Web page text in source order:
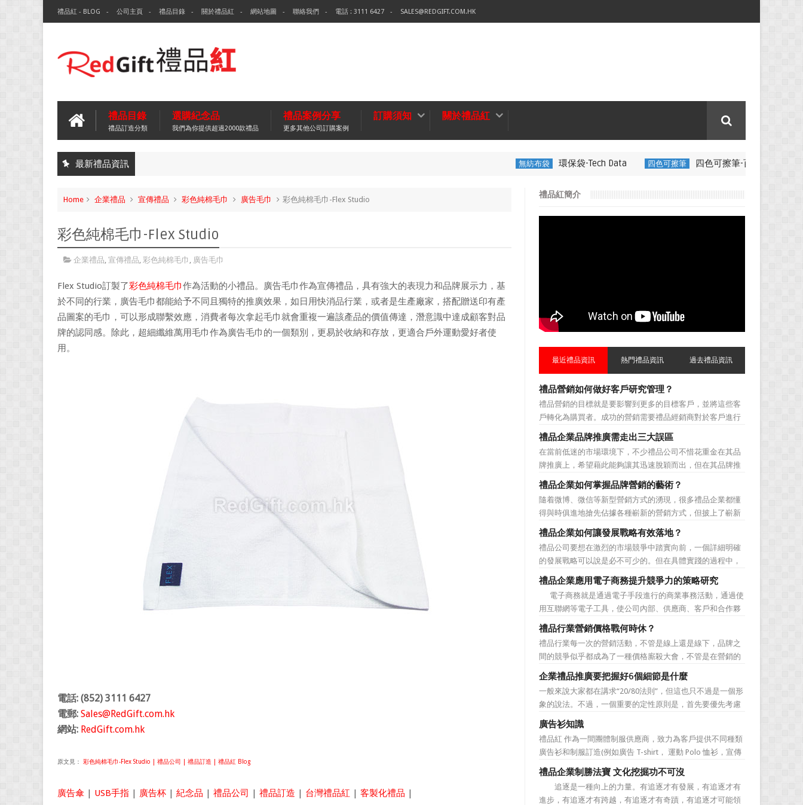
禮品紅 - BLOG 公司主頁 禮品目錄 關於禮品紅 網站地圖 聯絡我們 電話 : 3111 6427 SALES@REDGIFT.COM.HK
禮品目錄
禮品訂造分類
選購紀念品
我們為你提供超過2000款禮品
禮品案例分享
更多其他公司訂購案例
訂購須知 關於禮品紅
最新禮品資訊 環保袋-Tech Data 四色可擦筆 四色可擦筆-百通電纜 350ML 折疊矽膠咖
Home 企業禮品 宣傳禮品 彩色純棉毛巾 廣告毛巾 彩色純棉毛巾-Flex Studio
彩色純棉毛巾-Flex Studio
企業禮品, 宣傳禮品, 彩色純棉毛巾 , 廣告毛巾
Flex Studio訂製了彩色純棉毛巾作為活動的小禮品。廣告毛巾作為宣傳禮品，具有強大的表現力和品牌展示力，基
於不同的行業，廣告毛巾都能給予不同且獨特的推廣效果，如日用快消品行業，或者是生產廠家，搭配贈送印有產
品圖案的毛巾，可以形成聯繫效應，消費者每次拿起毛巾就會重複一遍該產品的價值傳達，潛意識中達成顧客對品
牌的認同感。除此，超細纖維萬用毛巾作為廣告毛巾的一個類別，更易於收納和存放，更適合戶外運動愛好者使
用。
電話: (852) 3111 6427
電郵: Sales@RedGift.com.hk
網站: RedGift.com.hk
原文見： 彩色純棉毛巾-Flex Studio | 禮品公司 | 禮品訂造 | 禮品紅 Blog
廣告傘 | USB手指 | 廣告杯 | 紀念品 | 禮品公司 | 禮品訂造 | 台灣禮品紅 | 客製化禮品 |
禮品紅簡介
最近禮品資訊 熱門禮品資訊 過去禮品資訊
禮品營銷如何做好客戶研究管理？
禮品營銷的目標就是要影響到更多的目標客戶，並將這些客
戶轉化為購買者。成功的營銷需要禮品經銷商對於客戶進行
相應的分類，了解不同類型客戶的貢獻度，從而有的放矢的
制定相應的營銷對策，而這需要對於客戶研究方面更多地投
入，這不僅是銷售環節的事，也需要營銷管理策略的整體支
持。具體來說，有以下...
禮品企業品牌推廣需走出三大誤區
在當前低迷的市場環境下，不少禮品公司不惜花重金在其品
牌推廣上，希望藉此能夠讓其迅速脫穎而出，但在其品牌推
廣的營銷管理思路上，也有許多禮品企業走入了幾大誤區而
無法自拔，這其中，最為常見的誤區有： 誤區一：不清
楚品牌到底在表達什麼 很多禮品企業在推廣品牌之前，
不知道到...
禮品企業如何掌握品牌營銷的藝術？
隨着微博、微信等新型營銷方式的湧現，很多禮品企業都懂
得與時俱進地搶先佔據各種嶄新的營銷方式，但披上了嶄新
的營銷軀殼，卻沒有掌握營銷的靈魂。要知道，營銷真正的
價值不是將品牌鋪設到消費者眼前，而是將品牌印到消費者
心裡 與消費者的心理距離的拉近，並不是一朝一夕的事
情，需要做好持...
禮品企業如何讓發展戰略有效落地？
禮品公司要想在激烈的市場競爭中踏實向前，一個詳細明確
的發展戰略可以說是必不可少的。但在具體實踐的過程中，
如何將其貫徹執行也是一大難處。究其原因，一則是計劃不
如變化快，真的按戰略規划去做可能會帶來風險。二則是新
戰略往往與老闆的成功經驗不完全一致，原有路徑的依賴又
令人感到不執行戰略日...
禮品企業應用電子商務提升競爭力的策略研究
電子商務就是通過電子手段進行的商業事務活動，通過使
用互聯網等電子工具，使公司內部、供應商、客戶和合作夥
伴之間，利用電子業務共享信息，實現企業間業務流程的電
子化，配合企業內部的電子化生產管理系統，提高企業的生
產、庫存、流通和資金等各個環節的效率。它具有結構性、
動態性、社...
禮品行業營銷價格戰何時休？
禮品行業每一次的營銷活動，不管是線上還是線下，品牌之
間的競爭似乎都成為了一種價格廝殺大會，不管是在營銷的
主題推廣之中、產品的介紹之中還是旗艦店的推廣之中，“年
度最低”、“全網最低”等字眼標牌出處皆是。禮品公司都將消
費者的目光鎖定在了價格之上。禮品行業的營銷價格戰究竟
何時可以休止？...
企業禮品推廣要把握好6個細節是什麼
一般來說大家都在講求“20/80法則”，但這也只不過是一個形
象的說法。不過，一個重要的定性原則是，首先要優先考慮
縣級渠道成員，而後再兼顧地市級經銷商，最好是把二者的
積極性都調動起來。在這些禮品發放的過程中，在時間和時
機交錯上也要給與較多地考慮。從目前潤滑油產品推廣的常
見形式來看，...
廣告衫知識
禮品紅 作為一間團體制服供應商，致力為客戶提供不同種類
廣告衫和制服訂造(例如廣告 T-shirt， 運動 Polo 恤衫，宣傳
背心，風褸外套禮品，訂造球衣等)，從公司員工制服，到不
同宣傳活動用的制服。禮品紅都可以為客戶度身...
禮品企業制勝法寶 文化挖掘功不可沒
追逐是一種向上的力量。有追逐才有發展，有追逐才有
進步，有追逐才有跨越，有追逐才有奇蹟，有追逐才可能領